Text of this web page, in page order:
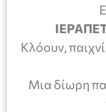
Κλόουν,
Μια δίωρη